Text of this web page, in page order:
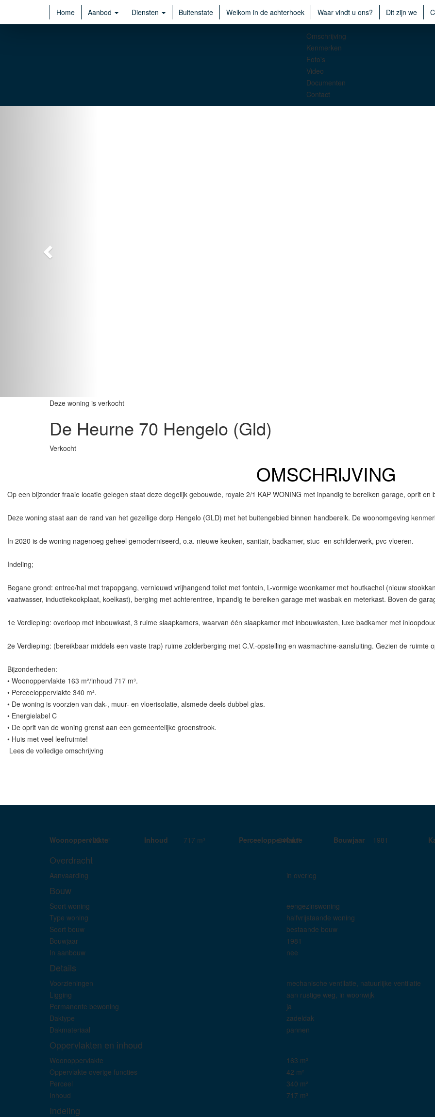
Home Aanbod Diensten Buitenstate Welkom in de achterhoek Waar vindt u ons? Dit zijn we
Omschrijving
Kenmerken
Foto's
Video
Documenten
Contact
Deze woning is verkocht
De Heurne 70 Hengelo (Gld)
Verkocht
OMSCHRIJVING
Op een bijzonder fraaie locatie gelegen staat deze degelijk gebouwde, royale 2/1 KAP WONING met inpandig te bereiken garage, oprit en
Deze woning staat aan de rand van het gezellige dorp Hengelo (GLD) met het buitengebied binnen handbereik. De woonomgeving
In 2020 is de woning nagenoeg geheel gemoderniseerd, o.a. nieuwe keuken, sanitair, badkamer, stuc- en schilderwerk, pvc-vloeren.
Indeling;
Begane grond: entree/hal met trapopgang, vernieuwd vrijhangend toilet met fontein, L-vormige woonkamer met houtkachel (nieuw
vaatwasser, inductiekookplaat, koelkast), berging met achterentree, inpandig te bereiken garage met wasbak en meterkast. Boven de
1e Verdieping: overloop met inbouwkast, 3 ruime slaapkamers, waarvan één slaapkamer met inbouwkasten, luxe badkamer met
2e Verdieping: (bereikbaar middels een vaste trap) ruime zolderberging met C.V.-opstelling en wasmachine-aansluiting. Gezien de
Bijzonderheden:
• Woonoppervlakte 163 m²/inhoud 717 m³.
• Perceeloppervlakte 340 m².
• De woning is voorzien van dak-, muur- en vloerisolatie, alsmede deels dubbel glas.
• Energielabel C
• De oprit van de woning grenst aan een gemeentelijke groenstrook.
• Huis met veel leefruimte!
Lees de volledige omschrijving
Woonoppervlakte
163 m² Inhoud 717 m³ Perceeloppervlakte
340 m² Bouwjaar 1981
Overdracht
Aanvaarding in overleg
Bouw
Soort woning
eengezinswoning
Type woning
halfvrijstaande woning
Soort bouw
bestaande bouw
Bouwjaar
1981
In aanbouw
nee
Details
Voorzieningen
mechanische ventilatie, natuurlijke ventilatie
Ligging
aan rustige weg, in woonwijk
Permanente bewoning
ja
Daktype
zadeldak
Dakmateriaal
pannen
Oppervlakten en inhoud
Woonoppervlakte
163 m²
Oppervlakte overige functies
42 m²
Perceel
340 m²
Inhoud
717 m³
Indeling